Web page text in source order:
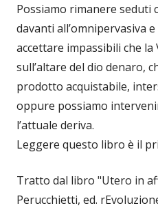
Possiamo rimanere seduti
davanti all’omnipervasiva
accettare impassibili che la
sull’altare del dio denaro,
prodotto acquistabile,
oppure possiamo
l’attuale deriva.
Leggere questo libro è il
Tratto dal libro "Utero in
Perucchietti, ed.